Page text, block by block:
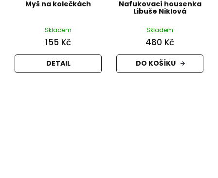
Myš na kolečkách
Skladem
155 Kč
DETAIL
Nafukovací housenka
Libuše Niklová
Skladem
480 Kč
DO KOŠÍKU